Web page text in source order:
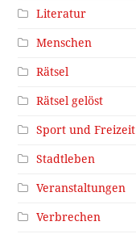
Literatur
Menschen
Rätsel
Rätsel gelöst
Sport und Freizeit
Stadtleben
Veranstaltungen
Verbrechen